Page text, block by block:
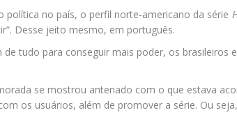
política no país, o perfil norte-americano da série
Desse jeito mesmo, em português.
tudo para conseguir mais poder, os brasileiros
se mostrou antenado com o que estava
os usuários, além de promover a série. Ou